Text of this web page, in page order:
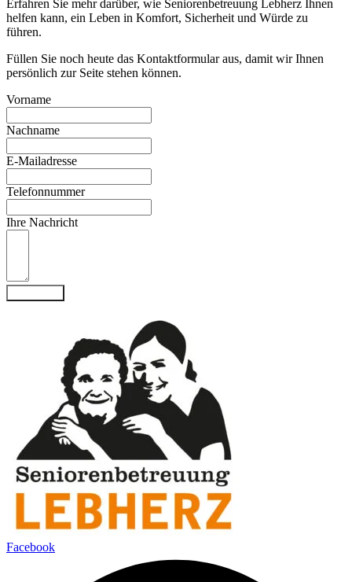
Erfahren Sie mehr darüber, wie Seniorenbetreuung Lebherz Ihnen
helfen kann, ein Leben in Komfort, Sicherheit und Würde zu
führen.
Füllen Sie noch heute das Kontaktformular aus, damit wir Ihnen
persönlich zur Seite stehen können.
Vorname
Nachname
E-Mailadresse
Telefonnummer
Ihre Nachricht
Facebook